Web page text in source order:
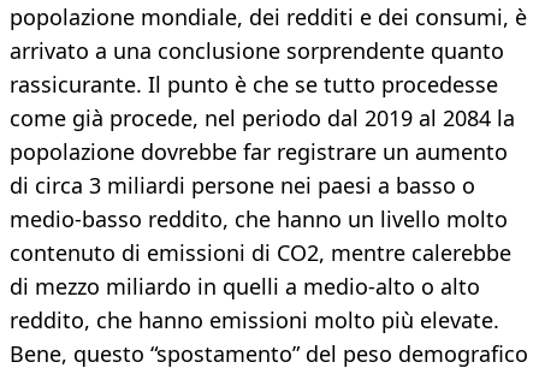
popolazione mondiale, dei redditi e dei consumi, è
arrivato a una conclusione sorprendente quanto
rassicurante. Il punto è che se tutto procedesse
come già procede, nel periodo dal 2019 al 2084 la
popolazione dovrebbe far registrare un aumento
di circa 3 miliardi persone nei paesi a basso o
medio-basso reddito, che hanno un livello molto
contenuto di emissioni di CO2, mentre calerebbe
di mezzo miliardo in quelli a medio-alto o alto
reddito, che hanno emissioni molto più elevate.
Bene, questo “spostamento” del peso demografico